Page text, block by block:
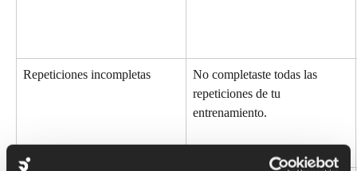
Repeticiones incompletas
No completaste todas las
repeticiones de tu
entrenamiento.